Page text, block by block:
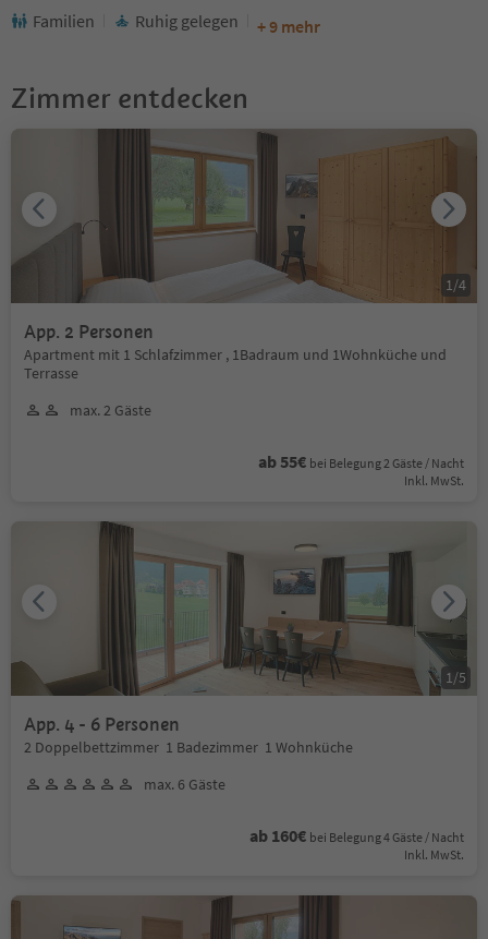
Familien
Ruhig gelegen + 9 mehr
Zimmer entdecken
App. 2 Personen
Apartment mit 1 Schlafzimmer , 1Badraum und 1Wohnküche und
Terrasse
max. 2 Gäste
ab 55€ bei Belegung 2 Gäste / Nacht
Inkl. MwSt.
1 /4
App. 4 - 6 Personen
2 Doppelbettzimmer 1 Badezimmer 1 Wohnküche
max. 6 Gäste
ab 160€ bei Belegung 4 Gäste / Nacht
Inkl. MwSt.
1 /5